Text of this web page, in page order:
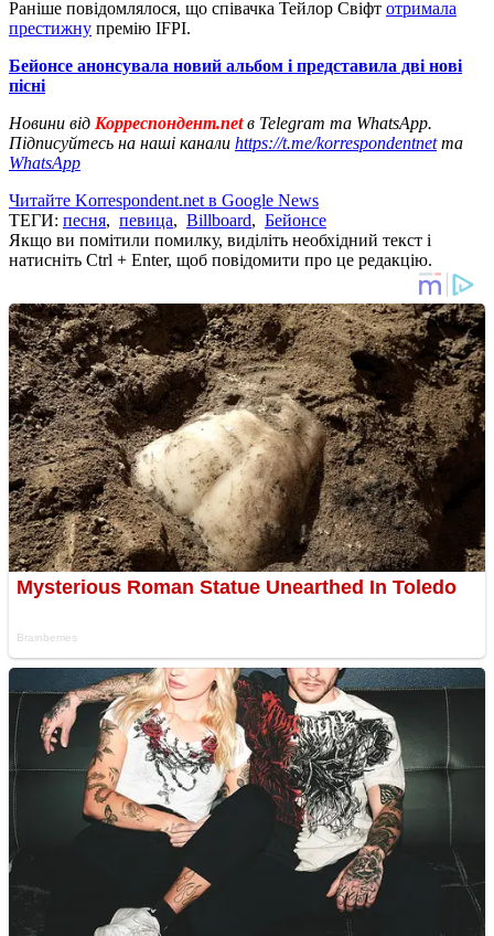
Раніше повідомлялося, що співачка Тейлор Свіфт отримала
престижну премію IFPI.
Бейонсе анонсувала новий альбом і представила дві нові
пісні
Новини від Корреспондент.netв Telegram та WhatsApp.
Підписуйтесь на наші канали https://t.me/korrespondentnetта
WhatsApp
Читайте Korrespondent.net в Google News
ТЕГИ: песня, певица, Billboard, Бейонсе
Якщо ви помітили помилку, виділіть необхідний текст і
натисніть Ctrl + Enter, щоб повідомити про це редакцію.